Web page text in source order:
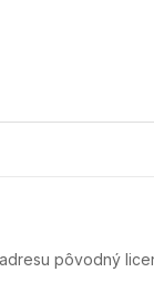
pôvodný